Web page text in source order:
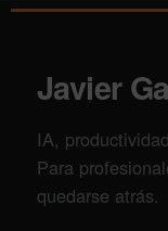
Javier
IA,
Para
quedarse atrás.